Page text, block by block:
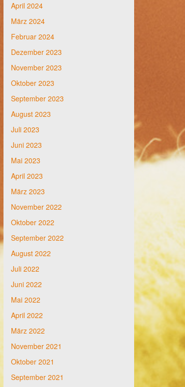
April 2024
März 2024
Februar 2024
Dezember 2023
November 2023
Oktober 2023
September 2023
August 2023
Juli 2023
Juni 2023
Mai 2023
April 2023
März 2023
November 2022
Oktober 2022
September 2022
August 2022
Juli 2022
Juni 2022
Mai 2022
April 2022
März 2022
November 2021
Oktober 2021
September 2021